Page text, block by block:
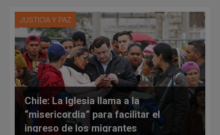
JUSTICIA Y PAZ
Chile: La Iglesia llama a la
“misericordia” para facilitar el
ingreso de los migrantes